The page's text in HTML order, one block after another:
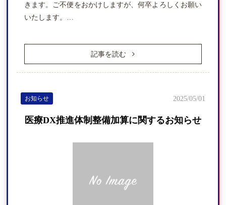
きます。ご不便をおかけしますが、何卒よろしくお願い
いたします。…
記事を読む
医療DX推進体制整備加算に関するお知らせ
お知らせ 2025/05/01
ホーム
整形外科
通所・訪問リハビリテーション